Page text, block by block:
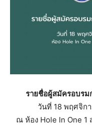
รายชื่อผู้สมัครอบร
วันที่ 18 พฤศจิก
ณ ห้อง Hole In One